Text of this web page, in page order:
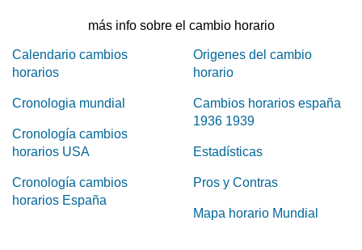
más info sobre el cambio horario
Calendario cambios
horarios
Cronologia mundial
Cronología cambios
horarios USA
Cronología cambios
horarios España
Origenes del cambio
horario
Cambios horarios españa
1936 1939
Estadísticas
Pros y Contras
Mapa horario Mundial